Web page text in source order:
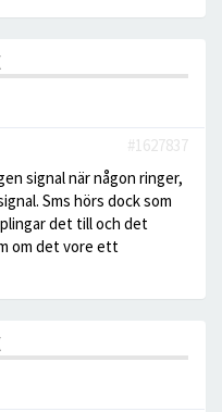
#1627837
signal när någon ringer,
Sms hörs dock som
det till och det
om det vore ett